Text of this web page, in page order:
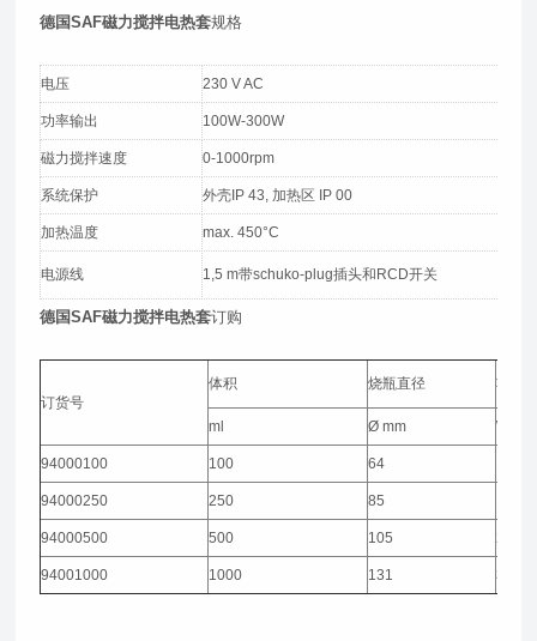
德国SAF磁力搅拌电热套规格
电压 230 V AC
功率输出 100W-300W
磁力搅拌速度 0-1000rpm
系统保护 外壳IP 43, 加热区 IP 00
加热温度 max. 450°C
电源线 1,5 m带schuko-plug插头和RCD开关
德国SAF磁力搅拌电热套订购
订货号
体积 烧瓶直径 功率
ml Ø mm W
94000100 100 64
94000250 250 85
94000500 500 105
94001000 1000 131 300